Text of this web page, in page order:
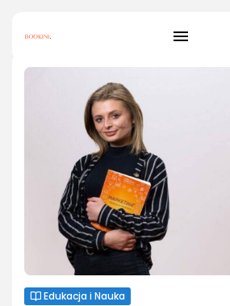
Edukacja i Nauka